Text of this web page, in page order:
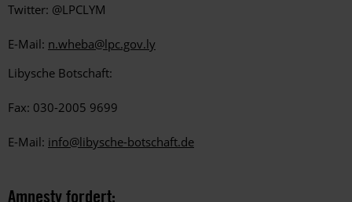
Twitter: @LPCLYM
E-Mail: n.wheba@lpc.gov.ly
Libysche Botschaft:
Fax: 030-2005 9699
E-Mail: info@libysche-botschaft.de
Amnesty fordert: